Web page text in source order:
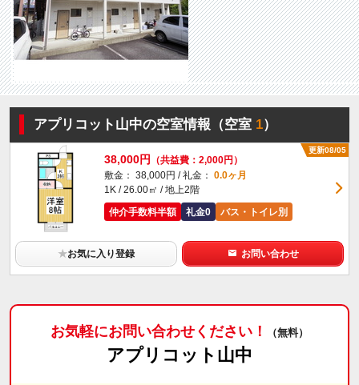
アプリコット山中の空室情報（空室1）
更新08/05
38,000円
（共益費：2,000円）
敷金： 38,000円 / 礼金： 0.0ヶ月
1K / 26.00㎡ / 地上2階
仲介手数料半額
礼金0 バス・トイレ別
★お気に入り登録 お問い合わせ
お気軽にお問い合わせください！ （無料）
アプリコット山中